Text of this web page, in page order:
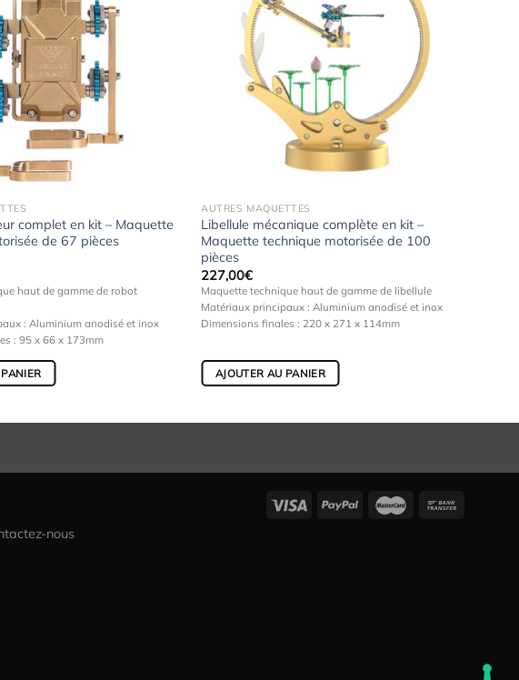
complet en kit – Maquette
de 67 pièces
haut de gamme de robot
: Aluminium anodisé et inox
: 95 x 66 x 173mm
Ajouter
à la
wishlist
AUTRES MAQUETTES
Libellule mécanique complète en kit –
Maquette technique motorisée de 100
pièces
227,00€
Maquette technique haut de gamme de libellule
Matériaux principaux : Aluminium anodisé et inox
Dimensions finales : 220 x 271 x 114mm
AJOUTER AU PANIER
nous